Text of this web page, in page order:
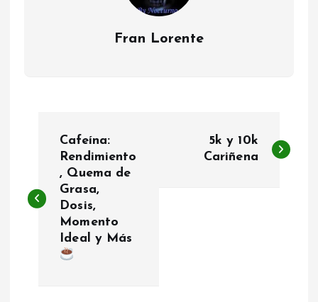
Fran Lorente
v
Cafeína:
Rendimiento
, Quema de
Grasa,
Dosis,
Momento
Ideal y Más
5k y 10k
Cariñena